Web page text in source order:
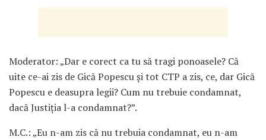
Moderator: „Dar e corect ca tu să tragi ponoasele? Că
uite ce-ai zis de Gică Popescu și tot CTP a zis, ce, dar Gică
Popescu e deasupra legii? Cum nu trebuie condamnat,
dacă Justiția l-a condamnat?”.
M.C.: „Eu n-am zis că nu trebuia condamnat, eu n-am